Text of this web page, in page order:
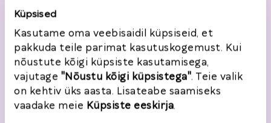
Küpsised
Kasutame oma veebisaidil küpsiseid, et
pakkuda teile parimat kasutuskogemust. Kui
nõustute kõigi küpsiste kasutamisega,
vajutage "Nõustu kõigi küpsistega". Teie valik
on kehtiv üks aasta. Lisateabe saamiseks
vaadake meie Küpsiste eeskirja.
Город*
Почтовый индекс*